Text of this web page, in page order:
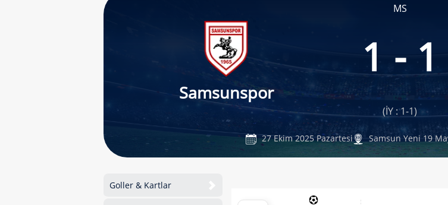
MS
Samsunspor
1 - 1
(İY : 1-1)
27 Ekim 2025 Pazartesi Samsun Yeni 19
Goller & Kartlar